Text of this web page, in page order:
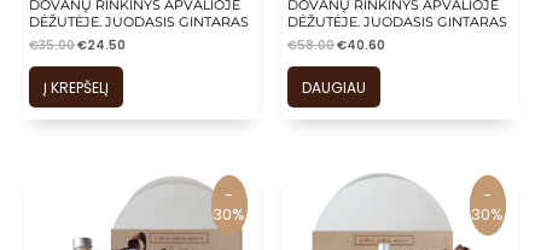
DOVANŲ RINKINYS APVALIOJE
DĖŽUTĖJE. JUODASIS GINTARAS
€35.00€24.50
Į KREPŠELĮ
DOVANŲ RINKINYS APVALIOJE
DĖŽUTĖJE. JUODASIS GINTARAS
€58.00€40.60
DAUGIAU
-
30%
-
30%
-
30%
-
30%